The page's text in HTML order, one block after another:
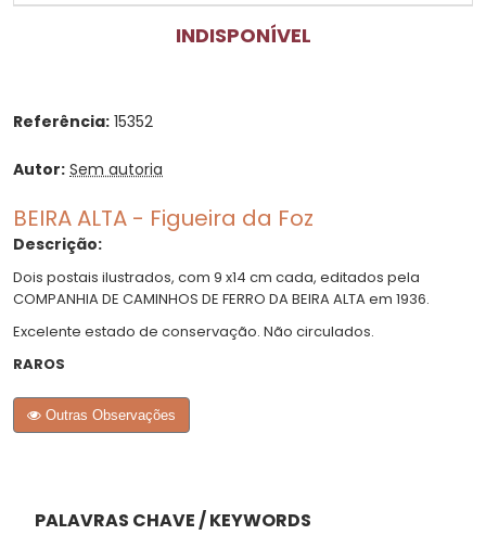
INDISPONÍVEL
Referência: 15352
Autor: Sem autoria
BEIRA ALTA - Figueira da Foz
Descrição:
Dois postais ilustrados, com 9 x14 cm cada, editados pela
COMPANHIA DE CAMINHOS DE FERRO DA BEIRA ALTA em 1936.
Excelente estado de conservação. Não circulados.
RAROS
Outras Observações
PALAVRAS CHAVE / KEYWORDS